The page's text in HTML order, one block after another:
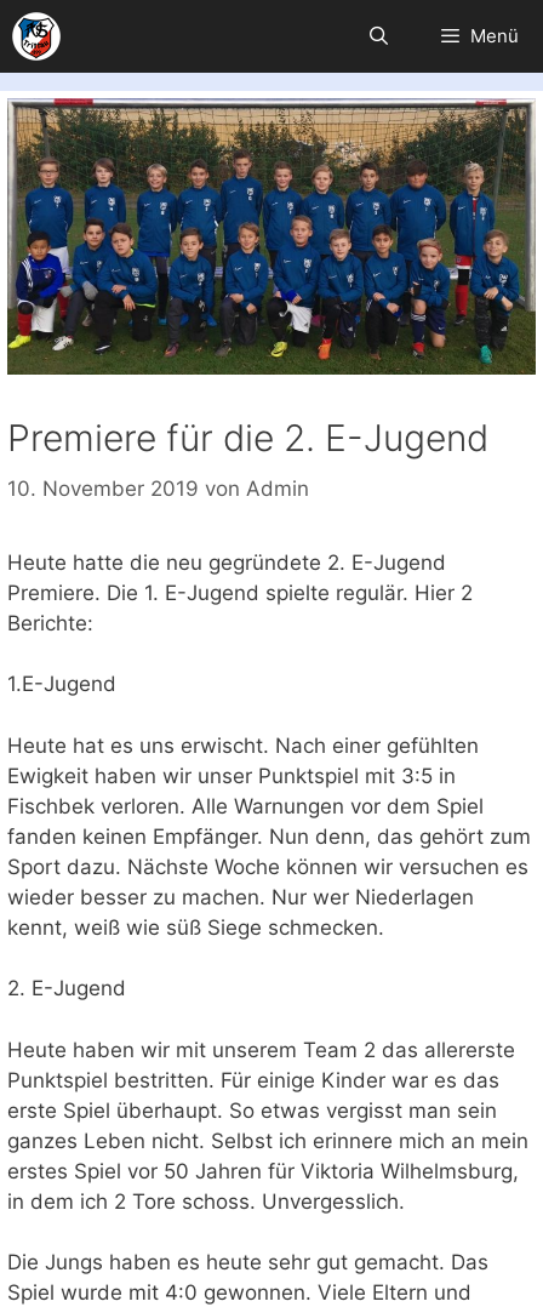
Zum
Inhalt
springen
Menü
Premiere für die 2. E-Jugend
10. November 2019 von Admin
Heute hatte die neu gegründete 2. E-Jugend
Premiere. Die 1. E-Jugend spielte regulär. Hier 2
Berichte:
1.E-Jugend
Heute hat es uns erwischt. Nach einer gefühlten
Ewigkeit haben wir unser Punktspiel mit 3:5 in
Fischbek verloren. Alle Warnungen vor dem Spiel
fanden keinen Empfänger. Nun denn, das gehört zum
Sport dazu. Nächste Woche können wir versuchen es
wieder besser zu machen. Nur wer Niederlagen
kennt, weiß wie süß Siege schmecken.
2. E-Jugend
Heute haben wir mit unserem Team 2 das allererste
Punktspiel bestritten. Für einige Kinder war es das
erste Spiel überhaupt. So etwas vergisst man sein
ganzes Leben nicht. Selbst ich erinnere mich an mein
erstes Spiel vor 50 Jahren für Viktoria Wilhelmsburg,
in dem ich 2 Tore schoss. Unvergesslich.
Die Jungs haben es heute sehr gut gemacht. Das
Spiel wurde mit 4:0 gewonnen. Viele Eltern und